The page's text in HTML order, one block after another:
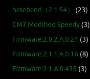
baseband（2.1.54）
(23)
CM7 Modified Speedy (3)
Firmware:2.0.2.A.0.24 (3)
Firmware:2.1.1.A.0.16 (8)
Firmware:2.1.A.0.435 (3)